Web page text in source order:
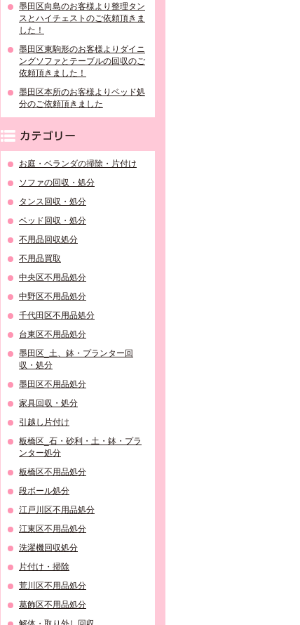
墨田区向島のお客様より整理タン
スとハイチェストのご依頼頂きま
した！
墨田区東駒形のお客様よりダイニ
ングソファとテーブルの回収のご
依頼頂きました！
墨田区本所のお客様よりベッド処
分のご依頼頂きました
お庭・ベランダの掃除・片付け
ソファの回収・処分
タンス回収・処分
ベッド回収・処分
不用品回収処分
不用品買取
中央区不用品処分
中野区不用品処分
千代田区不用品処分
台東区不用品処分
墨田区_土、鉢・プランター回
収・処分
墨田区不用品処分
家具回収・処分
引越し片付け
板橋区_石・砂利・土・鉢・プラ
ンター処分
板橋区不用品処分
段ボール処分
江戸川区不用品処分
江東区不用品処分
洗濯機回収処分
片付け・掃除
荒川区不用品処分
葛飾区不用品処分